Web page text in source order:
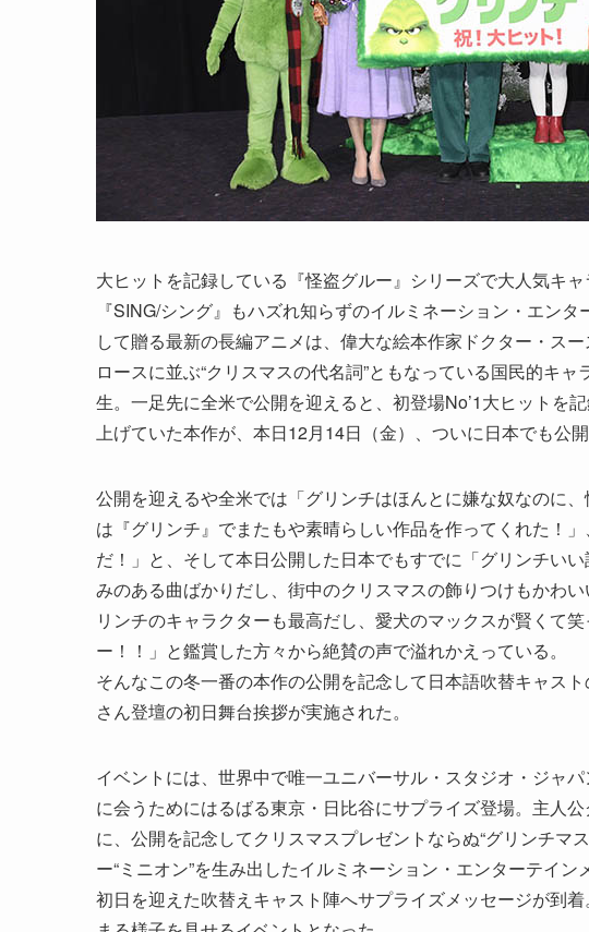
大ヒットを記録している『怪盗グルー』シリーズで大人気キャ
『SING/シング』もハズれ知らずのイルミネーション・エン
して贈る最新の長編アニメは、偉大な絵本作家ドクター・ス
ロースに並ぶ“クリスマスの代名詞”ともなっている国民的キ
生。一足先に全米で公開を迎えると、初登場No’1大ヒットを
上げていた本作が、本日12月14日（金）、ついに日本でも公開
公開を迎えるや全米では「グリンチはほんとに嫌な奴なのに
は『グリンチ』でまたもや素晴らしい作品を作ってくれた！
だ！」と、そして本日公開した日本でもすでに「グリンチい
みのある曲ばかりだし、街中のクリスマスの飾りつけもかわ
リンチのキャラクターも最高だし、愛犬のマックスが賢くて
ー！！」と鑑賞した方々から絶賛の声で溢れかえっている。
そんなこの冬一番の本作の公開を記念して日本語吹替キャス
さん登壇の初日舞台挨拶が実施された。
イベントには、世界中で唯一ユニバーサル・スタジオ・ジャ
に会うためにはるばる東京・日比谷にサプライズ登場。主人
に、公開を記念してクリスマスプレゼントならぬ“グリンチマ
ー“ミニオン”を生み出したイルミネーション・エンターテイ
初日を迎えた吹替えキャスト陣へサプライズメッセージが到